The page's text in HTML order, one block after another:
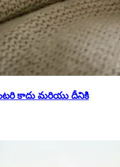
కాదు మరియు దీనికి